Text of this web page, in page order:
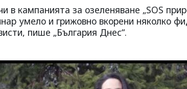
в кампанията за озеленяване „SOS
умело и грижовно вкорени няколко
пише „България Днес“.